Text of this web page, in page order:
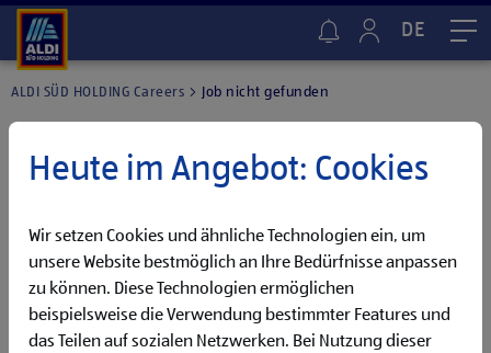
DE
ALDI SÜD HOLDING Careers Job nicht gefunden
Heute im Angebot: Cookies
Wir setzen Cookies und ähnliche Technologien ein, um
unsere Website bestmöglich an Ihre Bedürfnisse anpassen
zu können. Diese Technologien ermöglichen
beispielsweise die Verwendung bestimmter Features und
das Teilen auf sozialen Netzwerken. Bei Nutzung dieser